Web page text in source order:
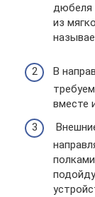
дюбеля
из
В
вместе